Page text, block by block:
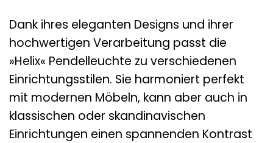
Dank ihres eleganten Designs und ihrer
hochwertigen Verarbeitung passt die
»Helix« Pendelleuchte zu verschiedenen
Einrichtungsstilen. Sie harmoniert perfekt
mit modernen Möbeln, kann aber auch in
klassischen oder skandinavischen
Einrichtungen einen spannenden Kontrast